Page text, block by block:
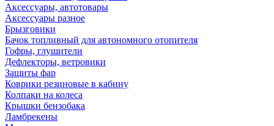
Аксессуары, автотовары
Аксессуары разное
Брызговики
Бачок топливный для автономного отопителя
Гофры, глушители
Дефлекторы, ветровики
Защиты фар
Коврики резиновые в кабину
Колпаки на колеса
Крышки бензобака
Ламбрекены